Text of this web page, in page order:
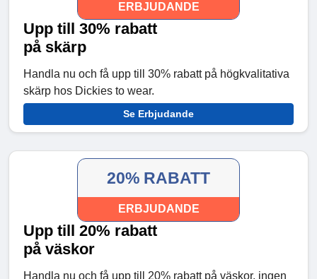
ERBJUDANDE
Upp till 30% rabatt
på skärp
Handla nu och få upp till 30% rabatt på högkvalitativa
skärp hos Dickies to wear.
Se Erbjudande
20% RABATT
ERBJUDANDE
Upp till 20% rabatt
på väskor
Handla nu och få upp till 20% rabatt på väskor, ingen